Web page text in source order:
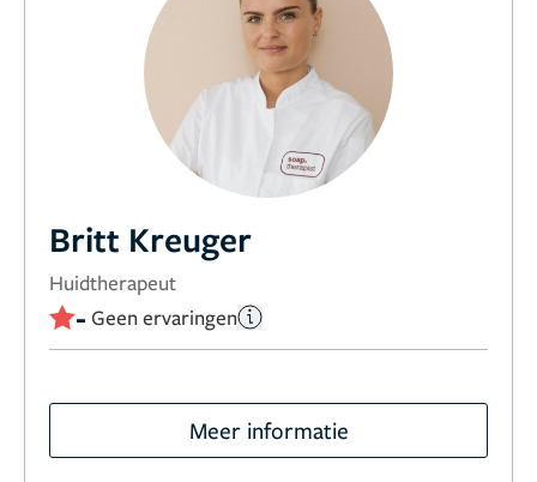
Britt Kreuger
Huidtherapeut
- Geen ervaringen
Meer informatie